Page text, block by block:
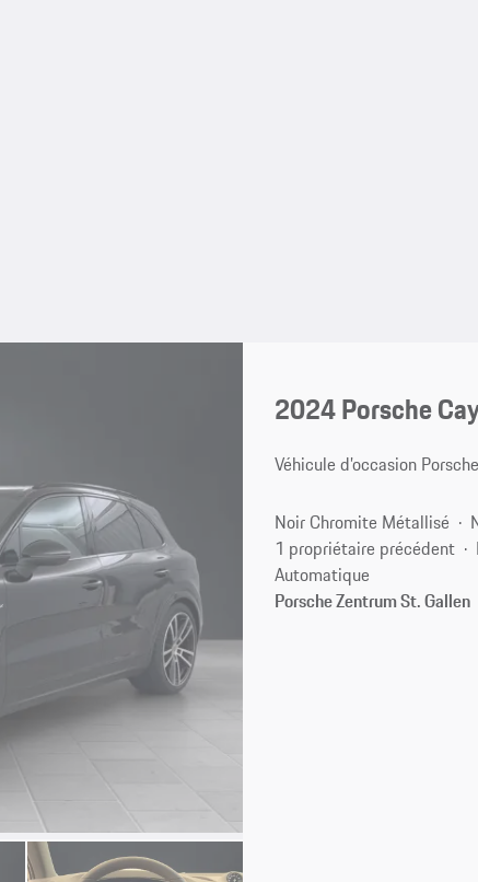
2024 Porsche
Véhicule d’occasion
Noir Chromite Métallisé
1 propriétaire précédent
Automatique
Porsche Zentrum St. Gallen